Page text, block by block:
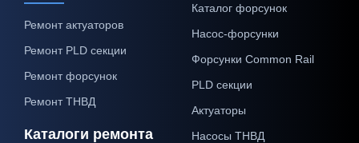
Ремонт актуаторов
Ремонт PLD секции
Ремонт форсунок
Ремонт ТНВД
Каталоги ремонта
Каталог форсунок
Насос-форсунки
Форсунки Common Rail
PLD секции
Актуаторы
Насосы ТНВД